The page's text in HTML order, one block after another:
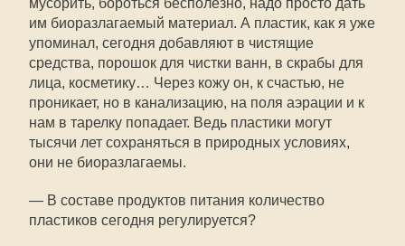
мусорить, бороться бесполезно, надо просто дать
им биоразлагаемый материал. А пластик, как я уже
упоминал, сегодня добавляют в чистящие
средства, порошок для чистки ванн, в скрабы для
лица, косметику… Через кожу он, к счастью, не
проникает, но в канализацию, на поля аэрации и к
нам в тарелку попадает. Ведь пластики могут
тысячи лет сохраняться в природных условиях,
они не биоразлагаемы.
— В составе продуктов питания количество
пластиков сегодня регулируется?